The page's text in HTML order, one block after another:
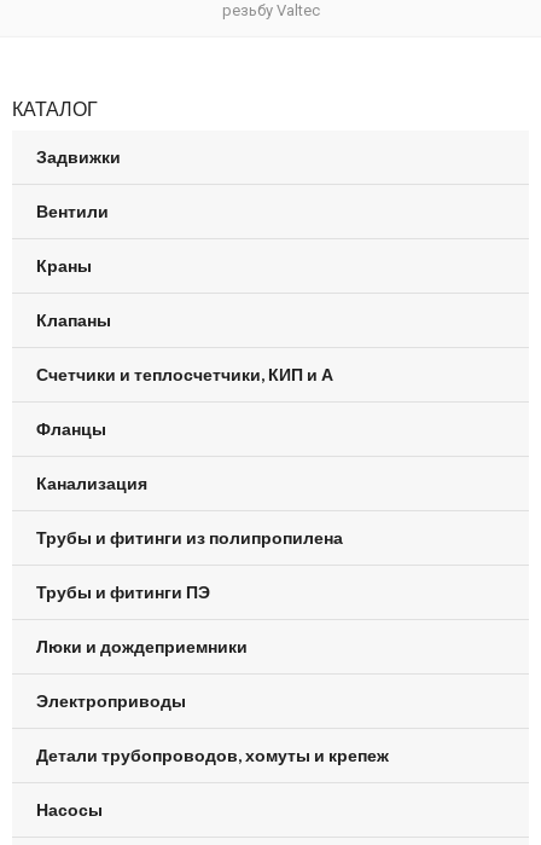
резьбу Valtec
КАТАЛОГ
Задвижки
Вентили
Краны
Клапаны
Счетчики и теплосчетчики, КИП и А
Фланцы
Канализация
Трубы и фитинги из полипропилена
Трубы и фитинги ПЭ
Люки и дождеприемники
Электроприводы
Детали трубопроводов, хомуты и крепеж
Насосы